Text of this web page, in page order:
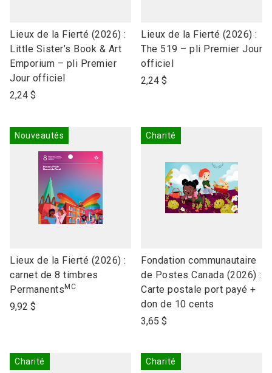
link
to
open
product
name
Lieux de la Fierté (2026) :
Little Sister’s Book & Art
Emporium – pli Premier
Jour officiel
2,24 $
link
to
open
product
Lieux de la Fierté (2026) :
The 519 – pli Premier Jour
officiel
2,24 $
Nouveautés
link
to
open
product
Lieux de la Fierté (2026) :
carnet de 8 timbres
Permanents MC
9,92 $
Charité
link
to
open
product
name
Fondation communautaire
de Postes Canada (2026) :
Carte postale port payé +
don de 10 cents
3,65 $
Charité Charité